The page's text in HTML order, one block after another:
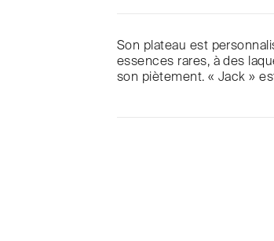
Son plateau est
essences rares, à des
son piètement. « Jack »